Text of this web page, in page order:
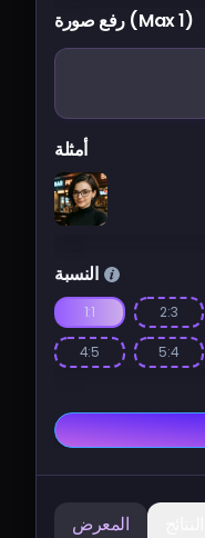
رفع صورة (Max 1)
أمثلة
النسبة
1:1 2:3
4:5 5:4
المعرض